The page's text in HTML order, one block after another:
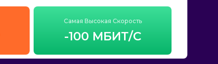
Самая Высокая Скорость
-100 МБИТ/С